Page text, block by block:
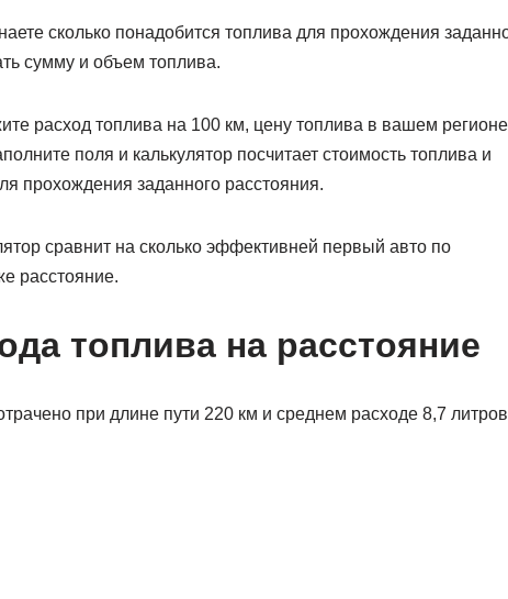
сколько понадобится топлива для прохождения
сумму и объем топлива.
расход топлива на 100 км, цену топлива в вашем
поля и калькулятор посчитает стоимость топлива и
прохождения заданного расстояния.
сравнит на сколько эффективней первый авто по
расстояние.
топлива на расстояние
при длине пути 220 км и среднем расходе 8,7